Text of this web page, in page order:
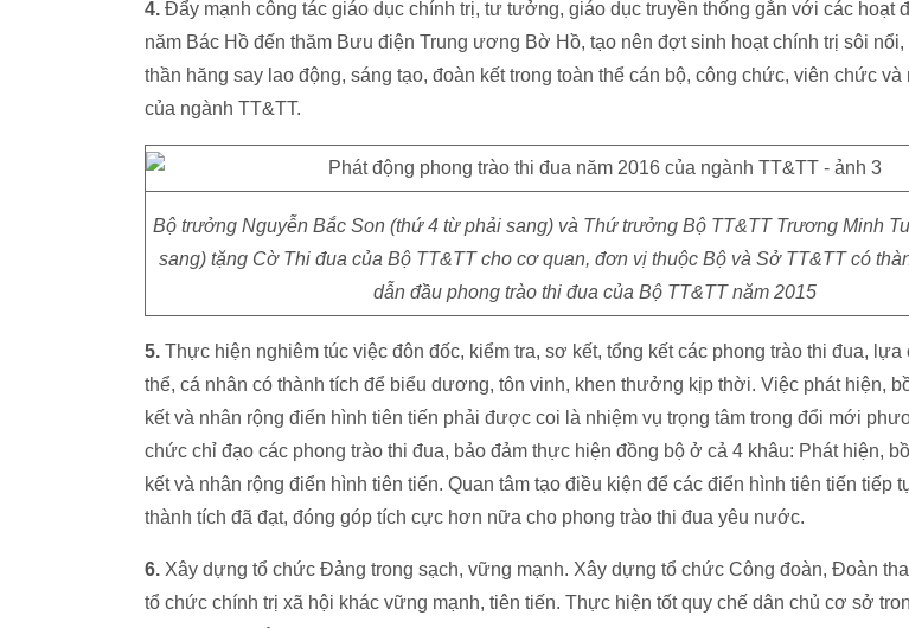
4. Đẩy mạnh công tác giáo dục chính trị, tư tưởng, giáo dục truyền thống gắn với các hoạt
năm Bác Hồ đến thăm Bưu điện Trung ương Bờ Hồ, tạo nên đợt sinh hoạt chính trị sôi nổi,
thần hăng say lao động, sáng tạo, đoàn kết trong toàn thể cán bộ, công chức, viên chức
của ngành TT&TT.
Bộ trưởng Nguyễn Bắc Son (thứ 4 từ phải sang) và Thứ trưởng Bộ TT&TT Trương Minh
sang) tặng Cờ Thi đua của Bộ TT&TT cho cơ quan, đơn vị thuộc Bộ và Sở TT&TT có
dẫn đầu phong trào thi đua của Bộ TT&TT năm 2015
5. Thực hiện nghiêm túc việc đôn đốc, kiểm tra, sơ kết, tổng kết các phong trào thi đua, lựa
thể, cá nhân có thành tích để biểu dương, tôn vinh, khen thưởng kịp thời. Việc phát hiện,
kết và nhân rộng điển hình tiên tiến phải được coi là nhiệm vụ trọng tâm trong đổi mới
chức chỉ đạo các phong trào thi đua, bảo đảm thực hiện đồng bộ ở cả 4 khâu: Phát hiện,
kết và nhân rộng điển hình tiên tiến. Quan tâm tạo điều kiện để các điển hình tiên tiến tiếp
thành tích đã đạt, đóng góp tích cực hơn nữa cho phong trào thi đua yêu nước.
6. Xây dựng tổ chức Đảng trong sạch, vững mạnh. Xây dựng tổ chức Công đoàn, Đoàn
tổ chức chính trị xã hội khác vững mạnh, tiên tiến. Thực hiện tốt quy chế dân chủ cơ sở